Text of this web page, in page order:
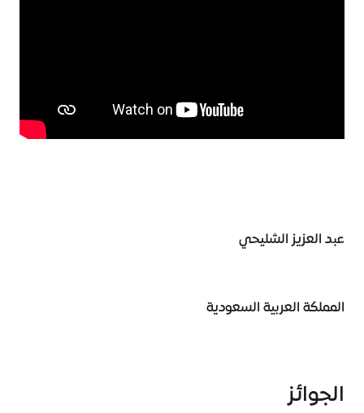
عبد العزيز الشليحي
المملكة العربية السعودية
الجوائز